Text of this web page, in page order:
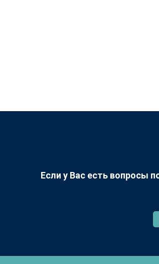
Если у Вас есть вопросы